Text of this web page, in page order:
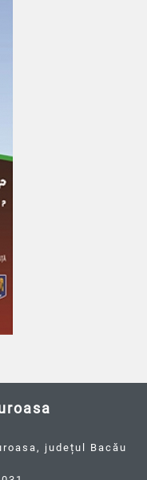
județul Bacău